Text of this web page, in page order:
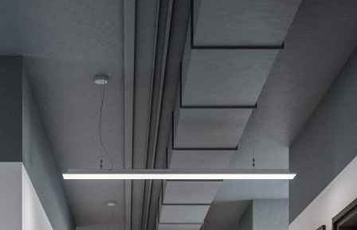
Продажа
97476 - Г. ЛЮБЕРЦЫ,